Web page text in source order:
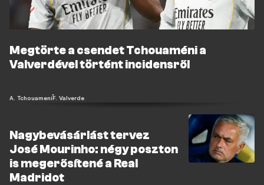
Megtörte a csendet Tchouaméni a
Valverdével történt incidensről
A. TchouameniF. Valverde
Nagybevásárlást tervez
José Mourinho: négy poszton
is megerősítené a Real
Madridot